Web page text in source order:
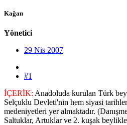
Kağan
Yönetici
29 Nis 2007
#1
İÇERİK: Anadoluda kurulan Türk
Selçuklu Devleti'nin hem siyasi
medeniyetleri yer almaktadır.
Saltuklar, Artuklar ve 2. kuşak